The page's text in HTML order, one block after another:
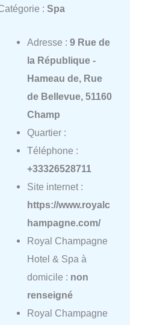
: Spa
Adresse : 9 Rue de
la République -
Hameau de, Rue
de Bellevue, 51160
Champ
Quartier :
Téléphone :
+33326528711
Site internet :
https://www.royalc
hampagne.com/
Royal Champagne
Hotel & Spa à
domicile : non
renseigné
Royal Champagne